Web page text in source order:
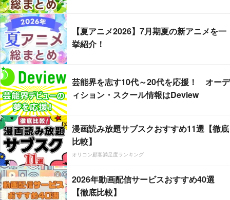
【夏アニメ2026】7月期夏の新アニメを一
挙紹介！
芸能界を志す10代～20代を応援！ オーデ
ィション・スクール情報はDeview
漫画読み放題サブスクおすすめ11選【徹底
比較】
オリコン顧客満足度ランキング
2026年動画配信サービスおすすめ40選
【徹底比較】